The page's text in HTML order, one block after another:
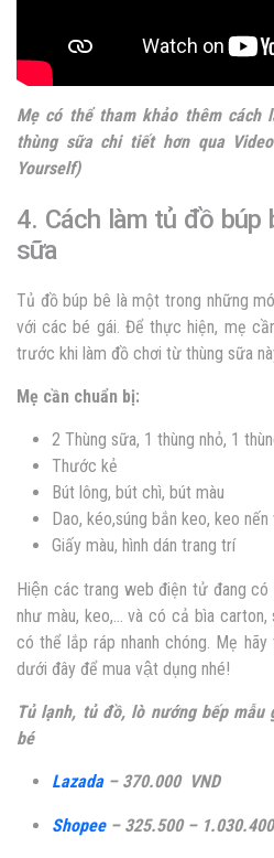
Mẹ có thể tham khảo thêm cách
thùng sữa chi tiết hơn qua Video
Yourself)
4. Cách làm tủ đồ búp
sữa
Tủ đồ búp bê là một trong những
với các bé gái. Để thực hiện, mẹ
trước khi làm đồ chơi từ thùng sữa
Mẹ cần chuẩn bị:
2 Thùng sữa, 1 thùng nhỏ, 1
Thước kẻ
Bút lông, bút chì, bút màu
Dao, kéo,súng bắn keo, keo nến
Giấy màu, hình dán trang trí
Hiện các trang web điện tử đang
như màu, keo,… và có cả bìa
có thể lắp ráp nhanh chóng. Mẹ
dưới đây để mua vật dụng nhé!
Tủ lạnh, tủ đồ, lò nướng bếp mẫu
bé
Lazada – 370.000 VND
Shopee– 325.500 –